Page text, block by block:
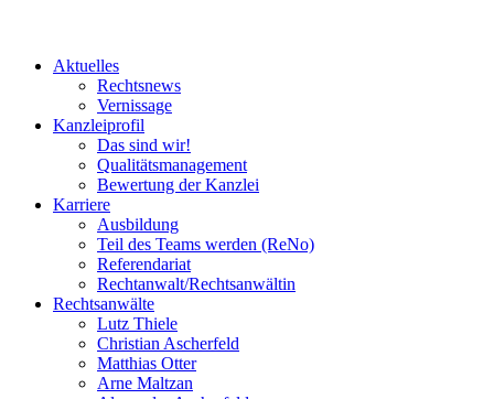
Aktuelles
Rechtsnews
Vernissage
Kanzleiprofil
Das sind wir!
Qualitätsmanagement
Bewertung der Kanzlei
Karriere
Ausbildung
Teil des Teams werden (ReNo)
Referendariat
Rechtanwalt/Rechtsanwältin
Rechtsanwälte
Lutz Thiele
Christian Ascherfeld
Matthias Otter
Arne Maltzan